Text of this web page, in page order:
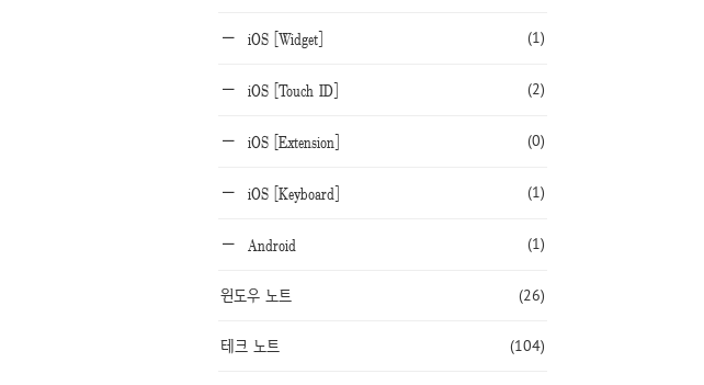
iOS [Widget] (1)
iOS [Touch ID] (2)
iOS [Extension] (0)
iOS [Keyboard] (1)
Android (1)
윈도우 노트 (26)
테크 노트 (104)